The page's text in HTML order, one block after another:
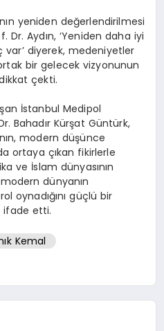
yeniden değerlendirilmesi
Aydın, ‘Yeniden daha iyi
diyerek, medeniyetler
bir gelecek vizyonunun
çekti.
İstanbul Medipol
Bahadır Kürşat Güntürk,
modern düşünce
ortaya çıkan fikirlerle
ve İslam dünyasının
dünyanın
oynadığını güçlü bir
ifade etti.
Kemal